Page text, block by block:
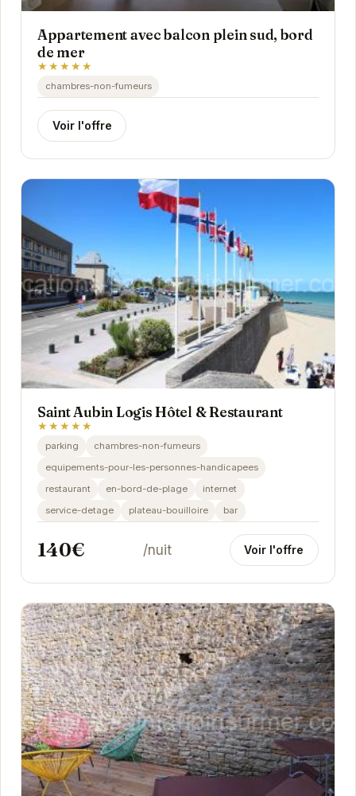
Appartement avec balcon plein sud, bord
de mer
★★★★★
chambres-non-fumeurs
Voir l'offre
Saint Aubin Logis Hôtel & Restaurant
★★★★★
parking
chambres-non-fumeurs
equipements-pour-les-personnes-handicapees
restaurant
en-bord-de-plage
internet
service-detage
plateau-bouilloire bar
140€ /nuit Voir l'offre